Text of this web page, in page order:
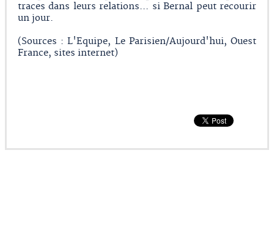
traces dans leurs relations... si Bernal peut recourir
un jour.
(Sources : L'Equipe, Le Parisien/Aujourd'hui, Ouest
France, sites internet)